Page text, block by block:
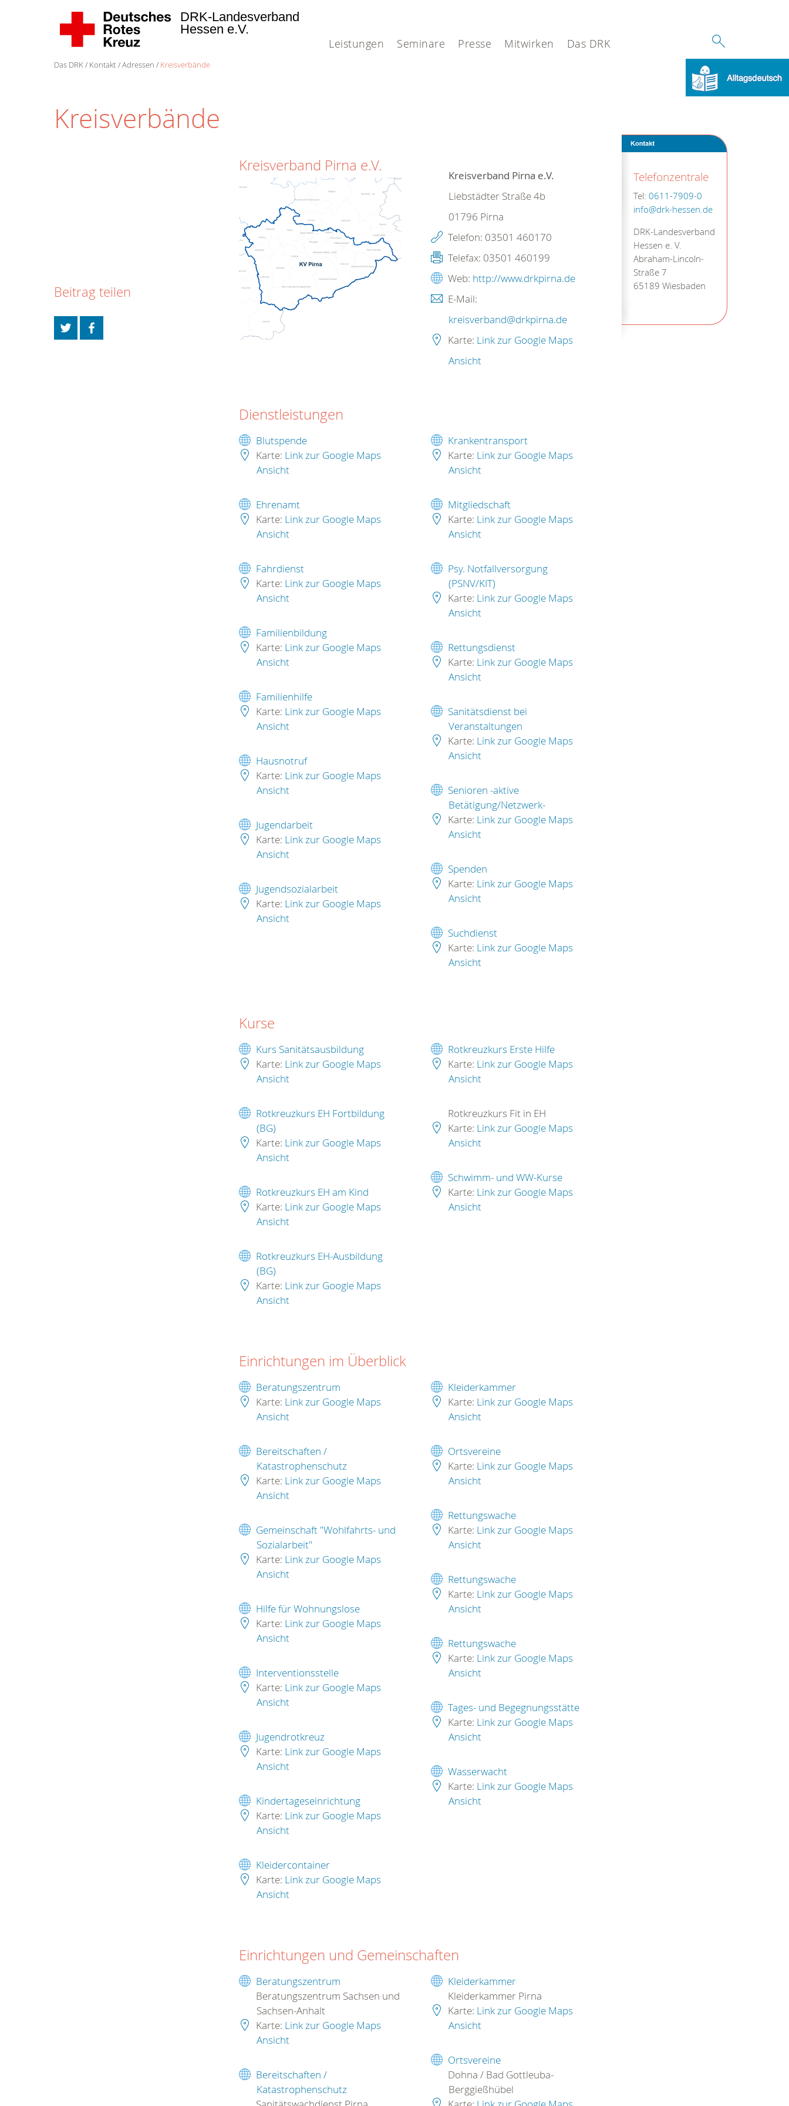
Leistungen Seminare Presse Mitwirken Das DRK
DRK-Landesverband
Hessen e.V.
Das DRK Kontakt Adressen Kreisverbände
Kreisverbände
Telefonzentrale
Tel: 0611-7909-0
info@drk-hessen.de
DRK-Landesverband
Hessen e. V.
Abraham-Lincoln-
Straße 7
65189 Wiesbaden
Kreisverband Pirna e.V.
Kreisverband Pirna e.V.
Liebstädter Straße 4b
01796 Pirna
Telefon: 03501 460170
Telefax: 03501 460199
Web: http://www.drkpirna.de
E-Mail:
kreisverband@drkpirna.de
Karte: Link zur Google Maps
Ansicht
Dienstleistungen
Blutspende
Karte: Link zur Google Maps
Ansicht
Ehrenamt
Karte: Link zur Google Maps
Ansicht
Fahrdienst
Karte: Link zur Google Maps
Ansicht
Familienbildung
Karte: Link zur Google Maps
Ansicht
Familienhilfe
Karte: Link zur Google Maps
Ansicht
Hausnotruf
Karte: Link zur Google Maps
Ansicht
Jugendarbeit
Karte: Link zur Google Maps
Ansicht
Jugendsozialarbeit
Karte: Link zur Google Maps
Ansicht
Krankentransport
Karte: Link zur Google Maps
Ansicht
Mitgliedschaft
Karte: Link zur Google Maps
Ansicht
Psy. Notfallversorgung
(PSNV/KIT)
Karte: Link zur Google Maps
Ansicht
Rettungsdienst
Karte: Link zur Google Maps
Ansicht
Sanitätsdienst bei
Veranstaltungen
Karte: Link zur Google Maps
Ansicht
Senioren -aktive
Betätigung/Netzwerk-
Karte: Link zur Google Maps
Ansicht
Spenden
Karte: Link zur Google Maps
Ansicht
Suchdienst
Karte: Link zur Google Maps
Ansicht
Kurse
Kurs Sanitätsausbildung
Karte: Link zur Google Maps
Ansicht
Rotkreuzkurs EH Fortbildung
(BG)
Karte: Link zur Google Maps
Ansicht
Rotkreuzkurs EH am Kind
Karte: Link zur Google Maps
Ansicht
Rotkreuzkurs EH-Ausbildung
(BG)
Karte: Link zur Google Maps
Ansicht
Rotkreuzkurs Erste Hilfe
Karte: Link zur Google Maps
Ansicht
Rotkreuzkurs Fit in EH
Karte: Link zur Google Maps
Ansicht
Schwimm- und WW-Kurse
Karte: Link zur Google Maps
Ansicht
Einrichtungen im Überblick
Beratungszentrum
Karte: Link zur Google Maps
Ansicht
Bereitschaften /
Katastrophenschutz
Karte: Link zur Google Maps
Ansicht
Gemeinschaft "Wohlfahrts- und
Sozialarbeit"
Karte: Link zur Google Maps
Ansicht
Hilfe für Wohnungslose
Karte: Link zur Google Maps
Ansicht
Interventionsstelle
Karte: Link zur Google Maps
Ansicht
Jugendrotkreuz
Karte: Link zur Google Maps
Ansicht
Kindertageseinrichtung
Karte: Link zur Google Maps
Ansicht
Kleidercontainer
Karte: Link zur Google Maps
Ansicht
Kleiderkammer
Karte: Link zur Google Maps
Ansicht
Ortsvereine
Karte: Link zur Google Maps
Ansicht
Rettungswache
Karte: Link zur Google Maps
Ansicht
Rettungswache
Karte: Link zur Google Maps
Ansicht
Rettungswache
Karte: Link zur Google Maps
Ansicht
Tages- und Begegnungsstätte
Karte: Link zur Google Maps
Ansicht
Wasserwacht
Karte: Link zur Google Maps
Ansicht
Einrichtungen und Gemeinschaften
Beratungszentrum
Beratungszentrum Sachsen und
Sachsen-Anhalt
Karte: Link zur Google Maps
Ansicht
Bereitschaften /
Katastrophenschutz
Kleiderkammer
Kleiderkammer Pirna
Karte: Link zur Google Maps
Ansicht
Ortsvereine
Dohna / Bad Gottleuba-
Berggießhübel
Beitrag teilen